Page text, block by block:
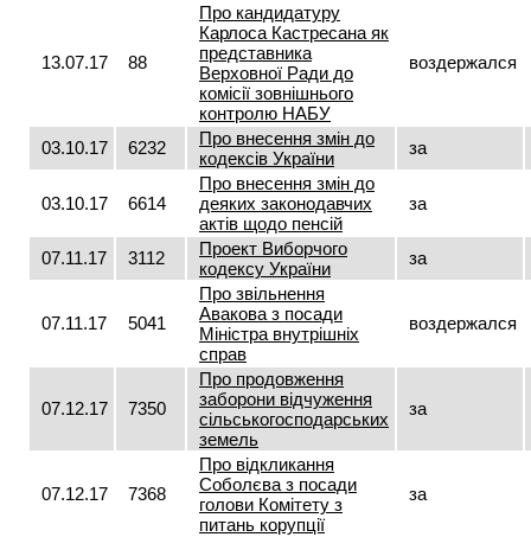
13.07.17 88
Про кандидатуру
Карлоса Кастресана як
представника
Верховної Ради до
комісії зовнішнього
контролю НАБУ
воздержался
03.10.17 6232
Про внесення змін до
кодексів України
за
03.10.17 6614
Про внесення змін до
деяких законодавчих
актів щодо пенсій
за
07.11.17 3112
Проект Виборчого
кодексу України
за
07.11.17 5041
Про звільнення
Авакова з посади
Міністра внутрішніх
справ
воздержался
07.12.17 7350
Про продовження
заборони відчуження
сільськогосподарських
земель
за
07.12.17 7368
Про відкликання
Соболєва з посади
голови Комітету з
питань корупції
за